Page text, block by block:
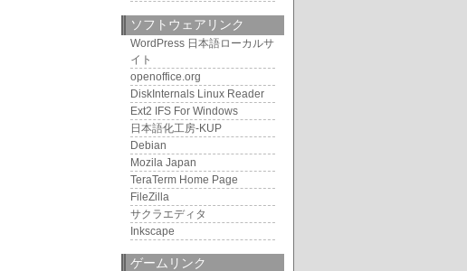
ソフトウェアリンク
WordPress 日本語ローカルサ
イト
openoffice.org
DiskInternals Linux Reader
Ext2 IFS For Windows
日本語化工房-KUP
Debian
Mozila Japan
TeraTerm Home Page
FileZilla
サクラエディタ
Inkscape
ゲームリンク